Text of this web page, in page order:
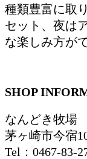
種類豊富に取
セット、夜は
な楽しみ方が
SHOP
なんどき牧場
茅ヶ崎市今宿
Tel：0467-83-